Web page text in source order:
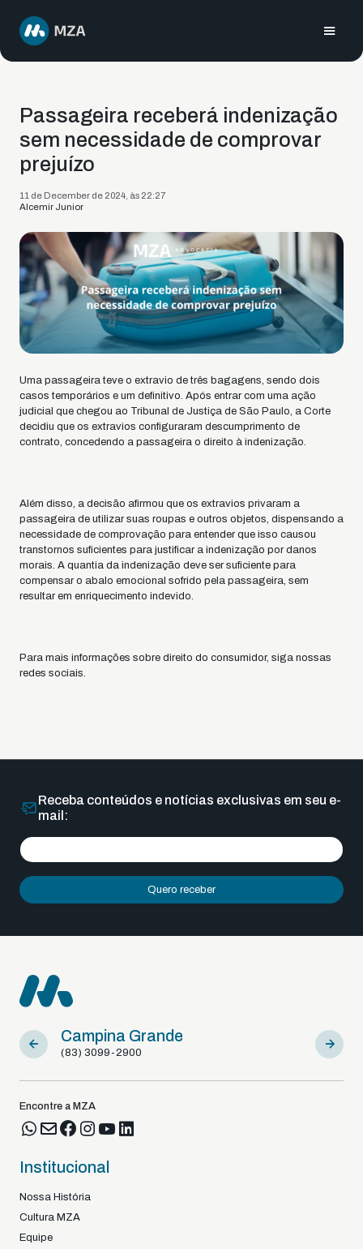
Passageira receberá indenização
sem necessidade de comprovar
prejuízo
11 de December de 2024, às 22:27
Alcemir Junior
Uma passageira teve o extravio de três bagagens, sendo dois
casos temporários e um definitivo. Após entrar com uma ação
judicial que chegou ao Tribunal de Justiça de São Paulo, a Corte
decidiu que os extravios configuraram descumprimento de
contrato, concedendo a passageira o direito à indenização.
Além disso, a decisão afirmou que os extravios privaram a
passageira de utilizar suas roupas e outros objetos, dispensando a
necessidade de comprovação para entender que isso causou
transtornos suficientes para justificar a indenização por danos
morais. A quantia da indenização deve ser suficiente para
compensar o abalo emocional sofrido pela passageira, sem
resultar em enriquecimento indevido.
Para mais informações sobre direito do consumidor, siga nossas
redes sociais.
Receba conteúdos e notícias exclusivas em seu e-
mail:
Quero receber
Campina Grande
(83) 3099-2900
Sousa
(83)
Encontre a MZA
Institucional
Nossa História
Cultura MZA
Equipe